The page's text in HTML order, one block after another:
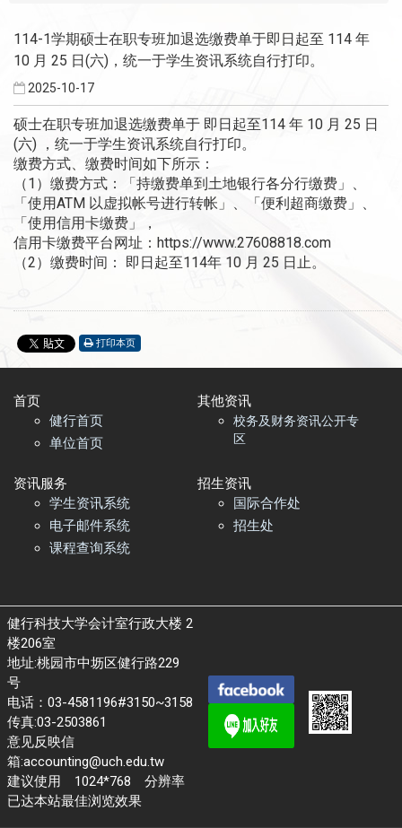
114-1学期硕士在职专班加退选缴费单于即日起至 114 年
10 月 25 日(六)，统一于学生资讯系统自行打印。
2025-10-17
硕士在职专班加退选缴费单于 即日起至114 年 10 月 25 日
(六) ，统一于学生资讯系统自行打印。
缴费方式、缴费时间如下所示：
（1）缴费方式：「持缴费单到土地银行各分行缴费」、
「使用ATM 以虚拟帐号进行转帐」、「便利超商缴费」、
「使用信用卡缴费」，
信用卡缴费平台网址：https://www.27608818.com
（2）缴费时间： 即日起至114年 10 月 25 日止。
打印本页
首页​
健行首页
单位首页
其他资讯
校务及财务资讯公开专
区
资讯服务
学生资讯系统
电子邮件系统
课程查询系统
招生资讯
国际合作处
招生处
健行科技大学会计室行政大楼 2
楼206室
地址:桃园市中坜区健行路229
号
电话：03-4581196#3150~3158
传真:03-2503861
意见反映信
箱:accounting@uch.edu.tw
建议使用 1024*768 分辨率
已达本站最佳浏览效果